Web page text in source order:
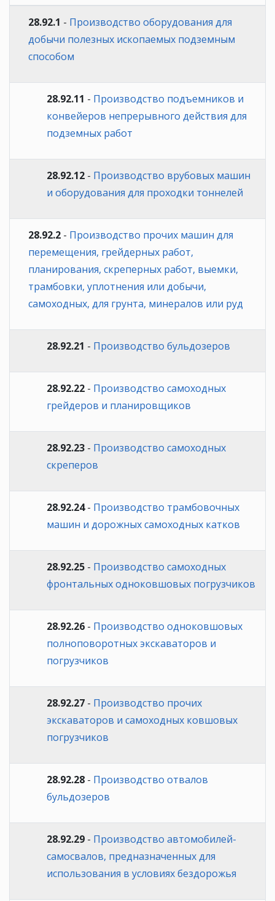
28.92.1 - Производство оборудования для
добычи полезных ископаемых подземным
способом
28.92.11 - Производство подъемников и
конвейеров непрерывного действия для
подземных работ
28.92.12 - Производство врубовых машин
и оборудования для проходки тоннелей
28.92.2 - Производство прочих машин для
перемещения, грейдерных работ,
планирования, скреперных работ, выемки,
трамбовки, уплотнения или добычи,
самоходных, для грунта, минералов или руд
28.92.21 - Производство бульдозеров
28.92.22 - Производство самоходных
грейдеров и планировщиков
28.92.23 - Производство самоходных
скреперов
28.92.24- Производство трамбовочных
машин и дорожных самоходных катков
28.92.25 - Производство самоходных
фронтальных одноковшовых погрузчиков
28.92.26 - Производство одноковшовых
полноповоротных экскаваторов и
погрузчиков
28.92.27 - Производство прочих
экскаваторов и самоходных ковшовых
погрузчиков
28.92.28 - Производство отвалов
бульдозеров
28.92.29 - Производство автомобилей-
самосвалов, предназначенных для
использования в условиях бездорожья